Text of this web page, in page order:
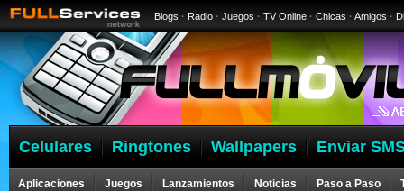
Blogs · Radio · Juegos · TV Online · Chicas · Amigos ·
Celulares Ringtones Wallpapers Enviar
Aplicaciones Juegos Lanzamientos Noticias Paso a Paso